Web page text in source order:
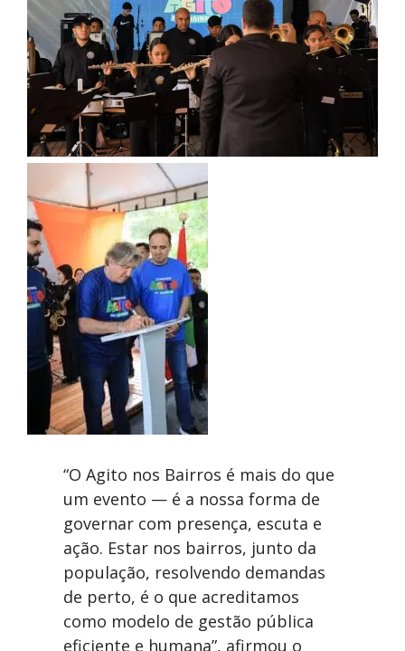
“O Agito nos Bairros é mais do que
um evento — é a nossa forma de
governar com presença, escuta e
ação. Estar nos bairros, junto da
população, resolvendo demandas
de perto, é o que acreditamos
como modelo de gestão pública
eficiente e humana”, afirmou o